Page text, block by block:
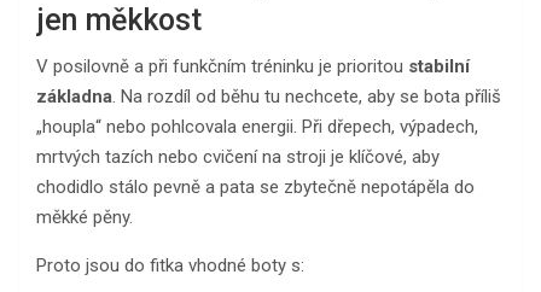
jen měkkost
V posilovně a při funkčním tréninku je prioritou stabilní
základna. Na rozdíl od běhu tu nechcete, aby se bota příliš
„houpla“ nebo pohlcovala energii. Při dřepech, výpadech,
mrtvých tazích nebo cvičení na stroji je klíčové, aby
chodidlo stálo pevně a pata se zbytečně nepotápěla do
měkké pěny.
Proto jsou do fitka vhodné boty s: